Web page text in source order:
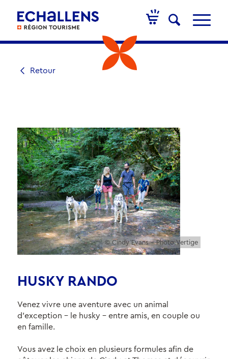
Retour
© Cindy Evans – Photo-Vertige
HUSKY RANDO
Venez vivre une aventure avec un animal
d'exception - le husky - entre amis, en couple ou
en famille.
Vous avez le choix en plusieurs formules afin de